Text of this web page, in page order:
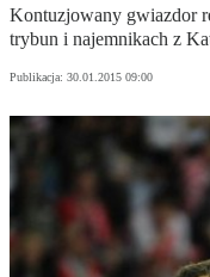
Kontuzjowany gwiazdor
trybun i najemnikach z
Publikacja: 30.01.2015 09:00